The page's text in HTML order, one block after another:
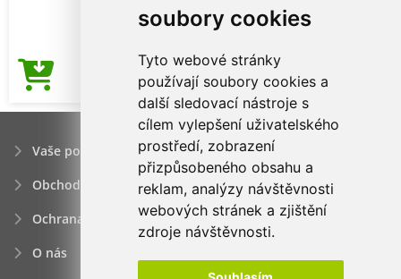
soubory cookies
Tyto webové stránky
používají soubory cookies a
další sledovací nástroje s
cílem vylepšení uživatelského
prostředí, zobrazení
přizpůsobeného obsahu a
reklam, analýzy návštěvnosti
webových stránek a zjištění
zdroje návštěvnosti.
Cena od125,13Kč
Vaše poptávka
Obchodní podmínky
Ochrana osobních údajú
O nás